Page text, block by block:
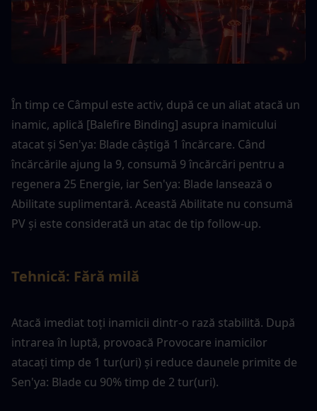
În timp ce Câmpul este activ, după ce un aliat atacă un
inamic, aplică [Balefire Binding] asupra inamicului
atacat și Sen'ya: Blade câștigă 1 încărcare. Când
încărcările ajung la 9, consumă 9 încărcări pentru a
regenera 25 Energie, iar Sen'ya: Blade lansează o
Abilitate suplimentară. Această Abilitate nu consumă
PV și este considerată un atac de tip follow-up.
Tehnică: Fără milă
Atacă imediat toți inamicii dintr-o rază stabilită. După
intrarea în luptă, provoacă Provocare inamicilor
atacați timp de 1 tur(uri) și reduce daunele primite de
Sen'ya: Blade cu 90% timp de 2 tur(uri).